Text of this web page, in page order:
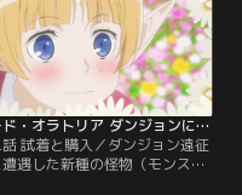
ソード・オラトリア ダンジョンに出会いを求めるのは間違っているだろうか外伝 第02話
試着と購入／ダンジョン遠征
遇した新種の怪物（モンスタ